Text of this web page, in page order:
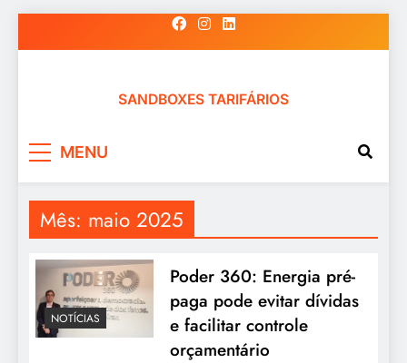
to
SANDBOXES TARIFÁRIOS
MENU
Mês: maio 2025
NOTÍCIAS
Poder 360: Energia pré-
paga pode evitar dívidas
e facilitar controle
orçamentário